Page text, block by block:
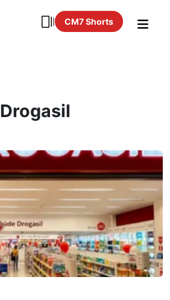
CM7 Shorts
Drogasil